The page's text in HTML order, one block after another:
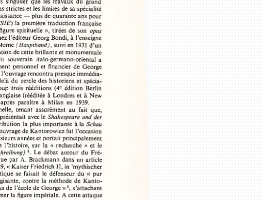
singulier  que  les  travaux  du  grand
strictes et les limites de sa spécialité
— plus de quarante ans pour
la première traduction française
figure spirituelle  »,  tirées  de son
opus
l’éditeur Georg Bondi, à l’enseigne
(Hauptband), suivi en 1931  d ’un
de cette brillante et monumentale
souverain  italo-germano-oriental  a
personnel  et financier  de  George
l’ouvrage rencontra presque immédia­
du  cercle des historiens et spécia­
trois  rééditions  (4e  édition Berlin
anglaise (rééditée à Londres et  à New
paraître  à  Milan  en  1939.
tenant  assurément  au  fait  que,
avec le Shakespeare  und der
la plus importante à la Schau
de Kantorowicz fut l’occasion
années et portait principalement
l’histoire,  sur la  « recherche »  et  le
   Le  débat  autour  du  Fré­
par A. Brackmann  dans  un article
« Kaiser Friedrich II, in ’mythischer
se faisait  le  défenseur  du  «  pur
contre la  méthode  de Kanto­
de l’école de George » 6, s’attachant
la figure impériale. A cette attaque